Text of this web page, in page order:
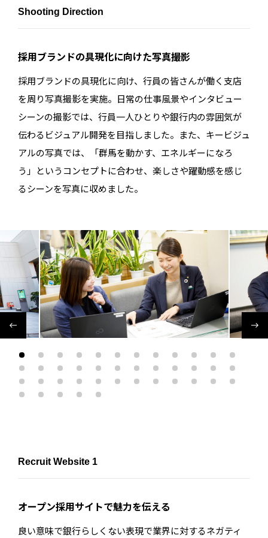
Shooting Direction
採用ブランドの具現化に向けた写真撮影
採用ブランドの具現化に向け、行員の皆さんが働く支店
を周り写真撮影を実施。日常の仕事風景やインタビュー
シーンの撮影では、行員一人ひとりや銀行内の雰囲気が
伝わるビジュアル開発を目指しました。また、キービジュ
アルの写真では、「群馬を動かす、エネルギーになろ
う」というコンセプトに合わせ、楽しさや躍動感を感じ
るシーンを写真に収めました。
Recruit Website 1
オープン採用サイトで魅力を伝える
良い意味で銀行らしくない表現で業界に対するネガティ